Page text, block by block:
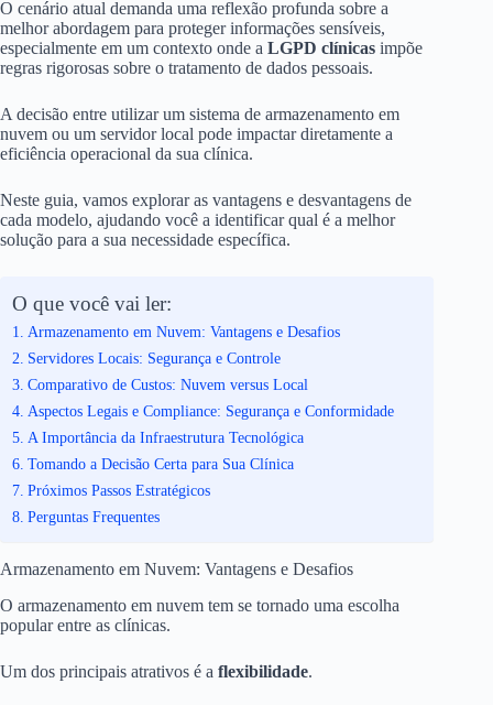
O cenário atual demanda uma reflexão profunda sobre a
melhor abordagem para proteger informações sensíveis,
especialmente em um contexto onde a LGPD clínicas impõe
regras rigorosas sobre o tratamento de dados pessoais.
A decisão entre utilizar um sistema de armazenamento em
nuvem ou um servidor local pode impactar diretamente a
eficiência operacional da sua clínica.
Neste guia, vamos explorar as vantagens e desvantagens de
cada modelo, ajudando você a identificar qual é a melhor
solução para a sua necessidade específica.
O que você vai ler:
Armazenamento em Nuvem: Vantagens e Desafios
Servidores Locais: Segurança e Controle
Comparativo de Custos: Nuvem versus Local
Aspectos Legais e Compliance: Segurança e Conformidade
A Importância da Infraestrutura Tecnológica
Tomando a Decisão Certa para Sua Clínica
Próximos Passos Estratégicos
Perguntas Frequentes
Armazenamento em Nuvem: Vantagens e Desafios
O armazenamento em nuvem tem se tornado uma escolha
popular entre as clínicas.
Um dos principais atrativos é a flexibilidade.